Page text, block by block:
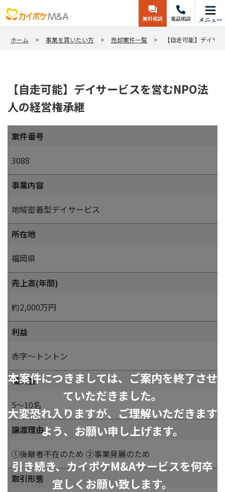
無料相談 電話相談 メニュー
ホーム 事業を買いたい方 売却案件一覧 【自走可能】デイサ
【自走可能】デイサービスを営むNPO法
人の経営権承継
本案件につきましては、ご案内を終了させ
ていただきました。
大変恐れ入りますが、ご理解いただきます
よう、お願い申し上げます。
引き続き、カイポケM&Aサービスを何卒
宜しくお願い致します。
案件番号
3088
事業内容
地域密着型デイサービス
所在地
福岡県
売上高(年間)
約2,000万円
利益
赤字～トントン
職員数
5～10名
譲渡理由
①後継者不在のため ②事業発展のため
取引形態